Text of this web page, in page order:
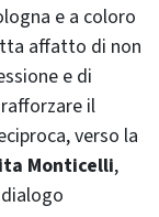
e a coloro
affatto di non
e di
il
verso la
Monticelli,